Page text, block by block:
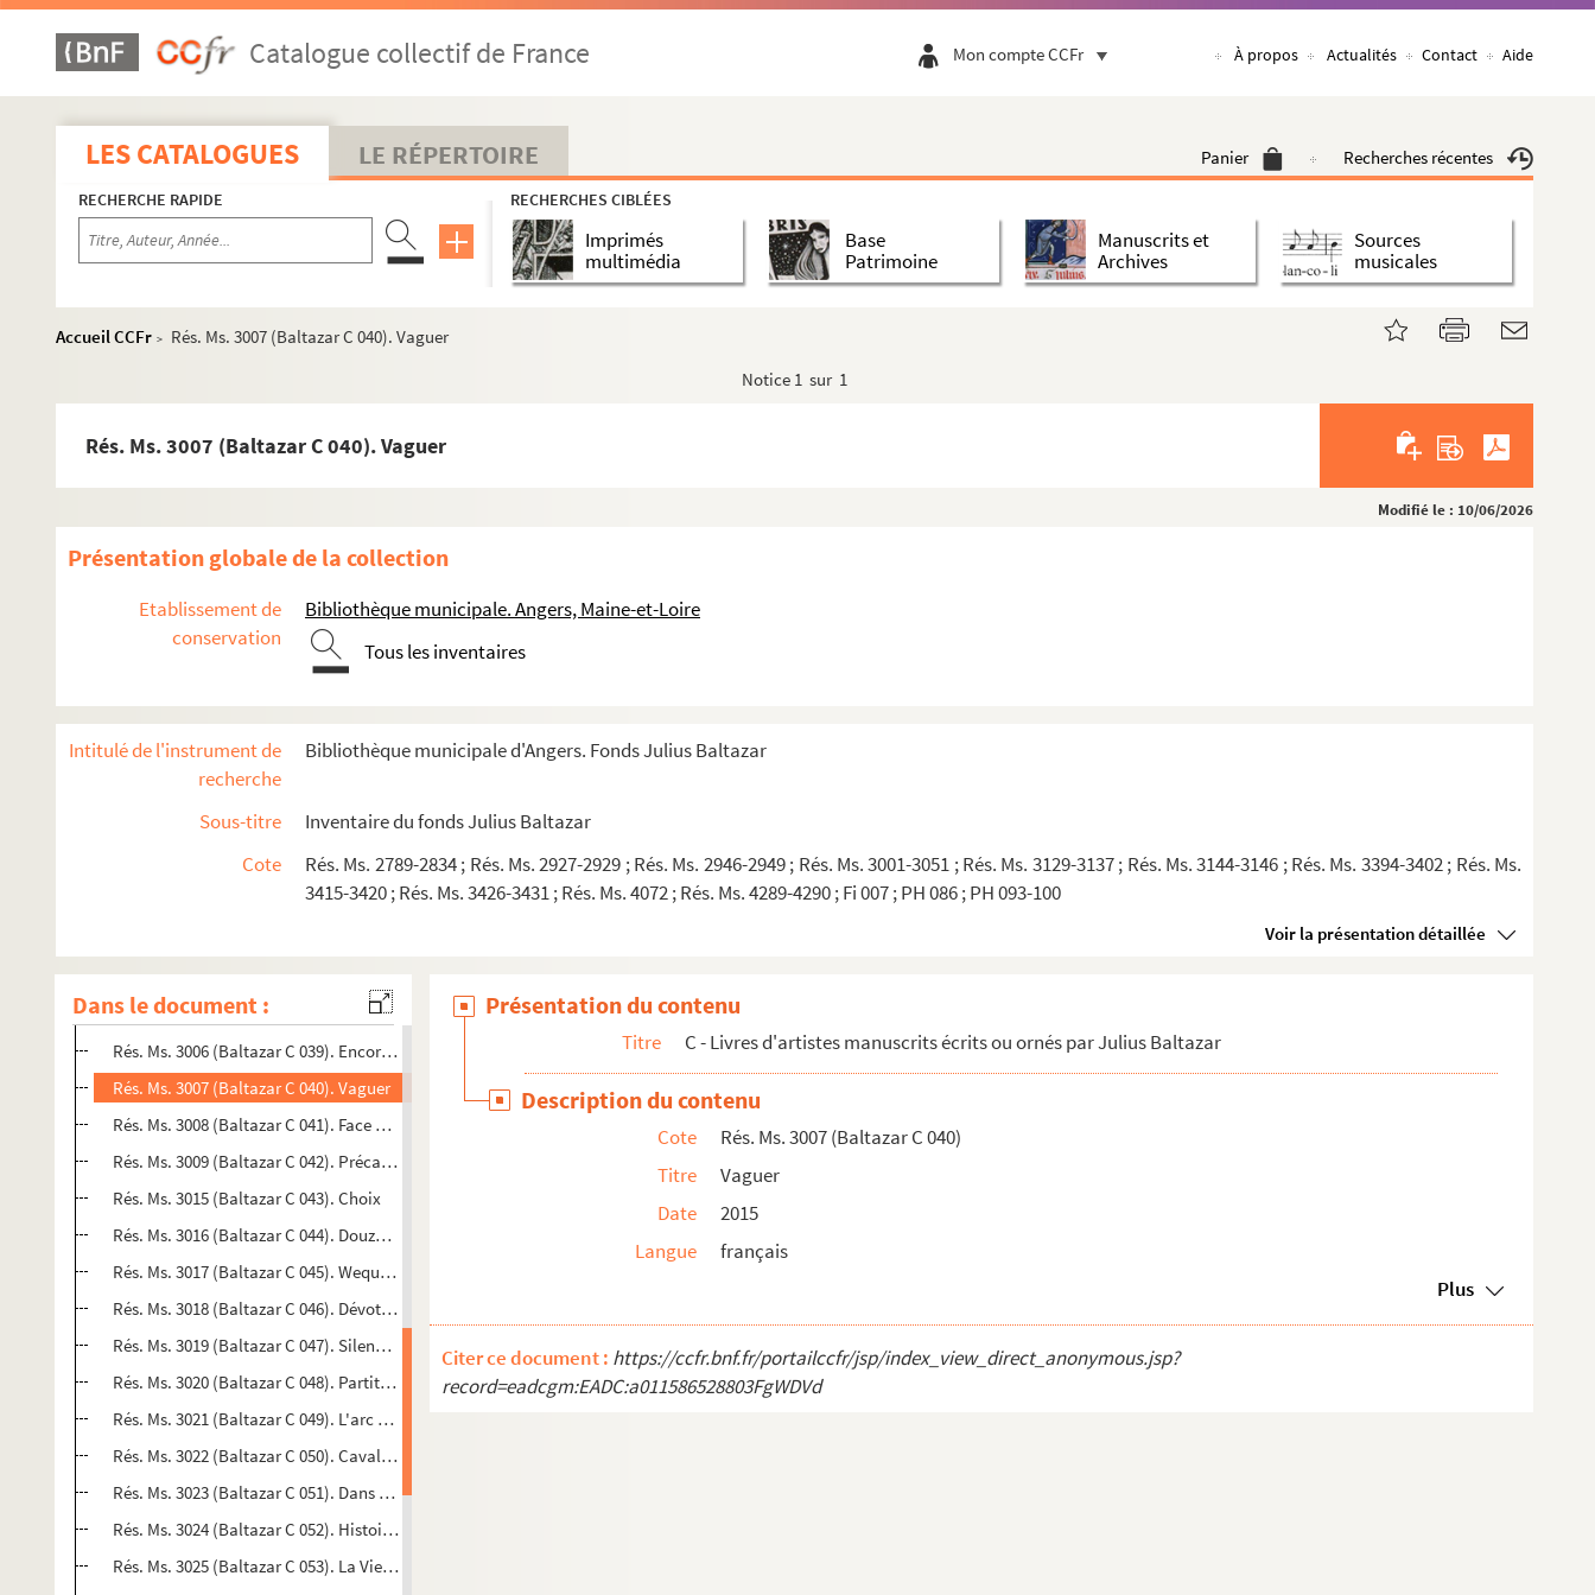
Catalogue collectif de France Mon compte CCFr À propos Actualités Contact Aide
LES CATALOGUES LE RÉPERTOIRE Panier Recherches récentes
RECHERCHE RAPIDE RECHERCHES CIBLÉES
Imprimés
multimédia
Base
Patrimoine
Manuscrits et
Archives
Sources
musicales
Accueil CCFr >
Rés. Ms. 3007 (Baltazar C 040). Vaguer
Notice 1 sur 1
Rés. Ms. 3007 (Baltazar C 040). Vaguer
Modifié le : 10/06/2026
Présentation globale de la collection
Etablissement de
conservation
Bibliothèque municipale. Angers, Maine-et-Loire
Tous les inventaires
Intitulé de l'instrument de
recherche
Bibliothèque municipale d'Angers. Fonds Julius Baltazar
Sous-titre
Inventaire du fonds Julius Baltazar
Cote
Rés. Ms. 2789-2834 ; Rés. Ms. 2927-2929 ; Rés. Ms. 2946-2949 ; Rés. Ms. 3001-3051 ; Rés. Ms. 3129-3137 ; Rés. Ms. 3144-3146 ; Rés. Ms. 3394-3402 ; Rés. Ms.
3415-3420 ; Rés. Ms. 3426-3431 ; Rés. Ms. 4072 ; Rés. Ms. 4289-4290 ; Fi 007 ; PH 086 ; PH 093-100
Voir la présentation détaillée
Dans le document :
Rés. Ms. 2808 (Baltazar C 016). Rhine song 2013 Monticello
Rés. Ms. 2809 (Baltazar C 017). S'éperdre 28 août 2014 Vesseaux
Rés. Ms. 2810 (Baltazar C 018). Celui qui marche le long des quaismars 2015[S.l.]
Rés. Ms. 2811 (Baltazar C 019). L'Apocalypse ?2015[S.l.]
Rés. Ms. 2812 (Baltazar C 020). L'instant inaugural2015[Vesseaux]
Rés. Ms. 2813 (Baltazar C 021). Allitération = Alliterazione2016Monticello
Rés. Ms. 2817 (Baltazar C 025). "Me semble vous avoir croisé Rigaud et toi..."
Rés. Ms. 2789 (4) (Baltazar C 026 bis). "Gaspar ? Gaspar ? mais oui, bien sûr, l'avait presque oublié ce curieux Gaspar..." [brouillon]
Rés. Ms. 2819 (Baltazar C 027). Embué 2016 [S.l.]
Rés. Ms. 2927 (Baltazar C 028). Portrait
Rés. Ms. 2946 (Baltazar C 030). La liberté guide le peuple
Rés. Ms. 2947 (Baltazar C 031). Passages de l'aube
Rés. Ms. 2948 (Baltazar C 032). Oreille
Rés. Ms. 2949 (Baltazar C 033). Passage du désir
Rés. Ms. 3001 (Baltazar C 034). Comme un brouillon continuéL'Ile-RousseMontpellier
Rés. Ms. 3002 (Baltazar C 035). Comme un brouillon continuéL'Ile-RousseMontpellier
Rés. Ms. 3004 (Baltazar C 037). Si le corps dit, vraiment ?L'Ile-RousseMontpellier
Rés. Ms. 3005 (Baltazar C 038). OuiL'Ile-RousseBranford, CT
Rés. Ms. 3006 (Baltazar C 039). Encore attendre
Rés. Ms. 3007 (Baltazar C 040). Vaguer
Rés. Ms. 3008 (Baltazar C 041). Face à l'ErèbePiriac
Rés. Ms. 3009 (Baltazar C 042). Précautions que prend le poèmeMonticelloMontpellier
Rés. Ms. 3015 (Baltazar C 043). Choix
Rés. Ms. 3016 (Baltazar C 044). Douze mois niçoisMonticello
Rés. Ms. 3017 (Baltazar C 045). WequetequockStoningtonIle-Rousse
Rés. Ms. 3018 (Baltazar C 046). Dévotion[S. l.]
Rés. Ms. 3019 (Baltazar C 047). Silence (on s'aime)[S. l.]
Rés. Ms. 3020 (Baltazar C 048). Partition[S. l.]
Rés. Ms. 3021 (Baltazar C 049). L'arc en ciel en bétonMonticello
Rés. Ms. 3022 (Baltazar C 050). Cavale de nuit[S. l.]
Rés. Ms. 3023 (Baltazar C 051). Dans la peau[S. l.]
Rés. Ms. 3024 (Baltazar C 052). HistoiresPiriac
Rés. Ms. 3025 (Baltazar C 053). La Vie en rouge[S. l. n.]
Présentation du contenu
Titre C - Livres d'artistes manuscrits écrits ou ornés par Julius Baltazar
Description du contenu
Cote
Rés. Ms. 3007 (Baltazar C 040)
Titre
Vaguer
Date
2015
Langue
français
Plus
Citer ce document : https://ccfr.bnf.fr/portailccfr/jsp/index_view_direct_anonymous.jsp?
record=eadcgm:EADC:a011586528803FgWDVd